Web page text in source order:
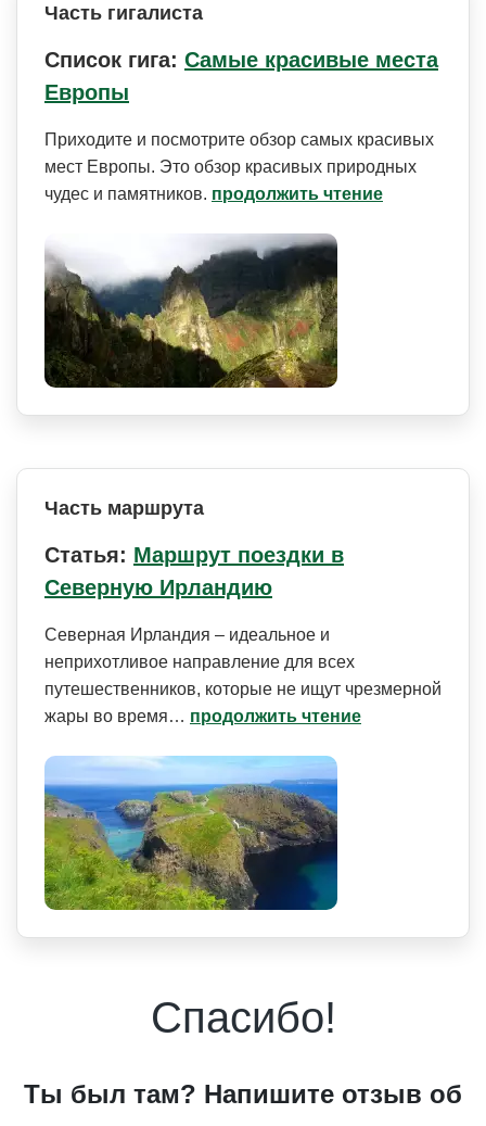
Часть гигалиста
Список гига: Самые красивые места
Европы
Приходите и посмотрите обзор самых красивых
мест Европы. Это обзор красивых природных
чудес и памятников. продолжить чтение
Часть маршрута
Статья: Маршрут поездки в
Северную Ирландию
Северная Ирландия – идеальное и
неприхотливое направление для всех
путешественников, которые не ищут чрезмерной
жары во время… продолжить чтение
Спасибо!
Ты был там? Напишите отзыв об